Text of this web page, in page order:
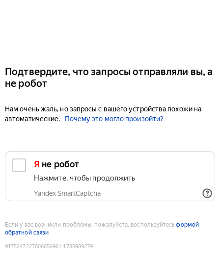
Подтвердите, что запросы отправляли вы, а
не робот
Нам очень жаль, но запросы с вашего устройства похожи на
автоматические.
Почему это могло произойти?
Я не робот
Нажмите, чтобы продолжить
Yandex SmartCaptcha
Если у вас возникли проблемы, пожалуйста, воспользуйтесьформой
обратной связи
9175247227006656961 :1785989279